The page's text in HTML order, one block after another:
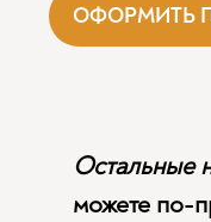
ОФОРМИТЬ
Остальные
можете по-